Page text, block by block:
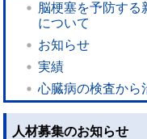
脳梗塞を予防する
について
お知らせ
実績
心臓病の検査から
人材募集のお知らせ